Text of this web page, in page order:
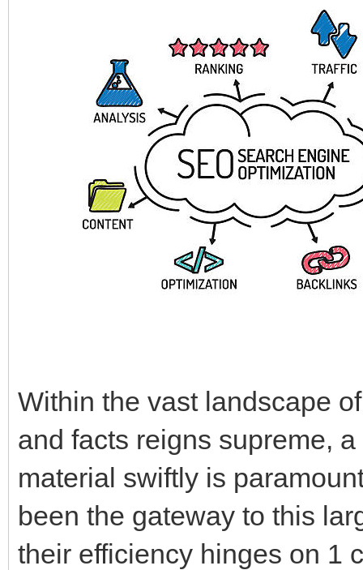
Within the vast landscape
and facts reigns supreme,
material swiftly is
been the gateway to this
their efficiency hinges on 1